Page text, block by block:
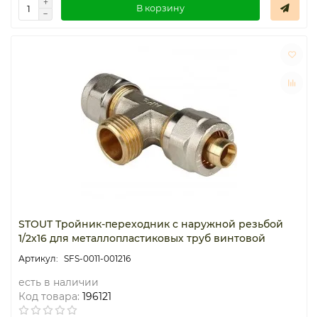
В корзину
STOUT Тройник-переходник с наружной резьбой
1/2х16 для металлопластиковых труб винтовой
SFS-0011-001216
есть в наличии
Код товара: 196121